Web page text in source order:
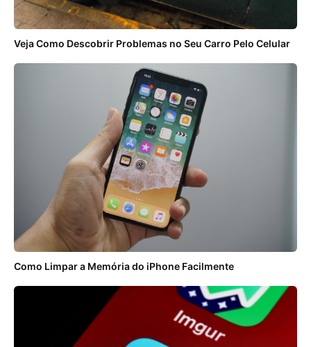
Veja Como Descobrir Problemas no Seu Carro Pelo Celular
Como Limpar a Memória do iPhone Facilmente